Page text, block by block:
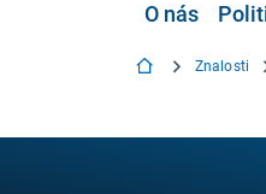
O nás
Znalosti